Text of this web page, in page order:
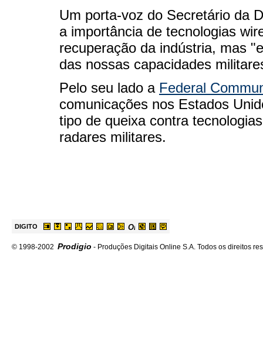
Um porta-voz do Secretário da
a importância de tecnologias
recuperação da indústria, mas
das nossas capacidades
Pelo seu lado a Federal
comunicações nos Estados
tipo de queixa contra
radares militares.
DIGITO
© 1998-2002 Prodigio - Produções Digitais Online S.A. Todos os direitos